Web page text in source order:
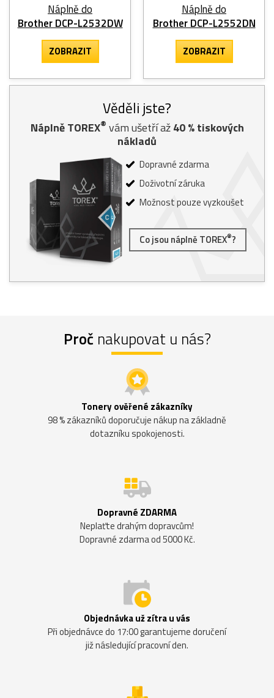
Náplně do
Brother DCP-L2532DW
ZOBRAZIT
Náplně do
Brother DCP-L2552DN
ZOBRAZIT
Věděli jste?
Náplně TOREX® vám ušetří až40% tiskových
nákladů
Dopravné zdarma
Doživotní záruka
Možnost pouze vyzkoušet
Co jsou náplně TOREX®?
Proč nakupovat u nás?
Tonery ověřené zákazníky
98 % zákazníků doporučuje nákup na základně
dotazníku spokojenosti.
Dopravné ZDARMA
Neplaťte drahým dopravcům!
Dopravné zdarma od 5000 Kč.
Objednávka už zítra u vás
Při objednávce do 17:00 garantujeme doručení
již následující pracovní den.